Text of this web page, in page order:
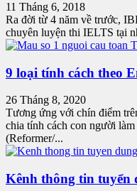
11 Tháng 6, 2018
Ra đời từ 4 năm về trước,
chuyên luyện thi IELTS tại
9 loại tính cách theo
26 Tháng 8, 2020
Tương ứng với chín điểm
chia tính cách con người
(Reformer/...
Kênh thông tin tuyển